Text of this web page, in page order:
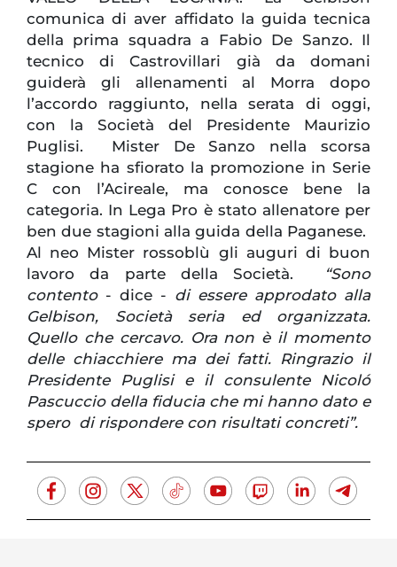
comunica di aver affidato la guida tecnica
della prima squadra a Fabio De Sanzo. Il
tecnico di Castrovillari già da domani
guiderà gli allenamenti al Morra dopo
l’accordo raggiunto, nella serata di oggi,
con la Società del Presidente Maurizio
Puglisi. Mister De Sanzo nella scorsa
stagione ha sfiorato la promozione in Serie
C con l’Acireale, ma conosce bene la
categoria. In Lega Pro è stato allenatore per
ben due stagioni alla guida della Paganese.
Al neo Mister rossoblù gli auguri di buon
lavoro da parte della Società.
“Sono
contento- dice - di essere approdato alla
Gelbison, Società seria ed organizzata.
Quello che cercavo. Ora non è il momento
delle chiacchiere ma dei fatti. Ringrazio il
Presidente Puglisi e il consulente Nicoló
Pascuccio della fiducia che mi hanno dato e
spero di rispondere con risultati concreti”.